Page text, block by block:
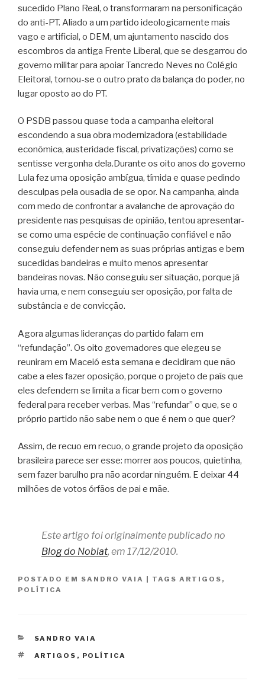
sucedido Plano Real, o transformaram na personificação
do anti-PT. Aliado a um partido ideologicamente mais
vago e artificial, o DEM, um ajuntamento nascido dos
escombros da antiga Frente Liberal, que se desgarrou do
governo militar para apoiar Tancredo Neves no Colégio
Eleitoral, tornou-se o outro prato da balança do poder, no
lugar oposto ao do PT.
O PSDB passou quase toda a campanha eleitoral
escondendo a sua obra modernizadora (estabilidade
econômica, austeridade fiscal, privatizações) como se
sentisse vergonha dela.Durante os oito anos do governo
Lula fez uma oposição ambígua, tímida e quase pedindo
desculpas pela ousadia de se opor. Na campanha, ainda
com medo de confrontar a avalanche de aprovação do
presidente nas pesquisas de opinião, tentou apresentar-
se como uma espécie de continuação confiável e não
conseguiu defender nem as suas próprias antigas e bem
sucedidas bandeiras e muito menos apresentar
bandeiras novas. Não conseguiu ser situação, porque já
havia uma, e nem conseguiu ser oposição, por falta de
substância e de convicção.
Agora algumas lideranças do partido falam em
“refundação”. Os oito governadores que elegeu se
reuniram em Maceió esta semana e decidiram que não
cabe a eles fazer oposição, porque o projeto de país que
eles defendem se limita a ficar bem com o governo
federal para receber verbas. Mas “refundar” o que, se o
próprio partido não sabe nem o que é nem o que quer?
Assim, de recuo em recuo, o grande projeto da oposição
brasileira parece ser esse: morrer aos poucos, quietinha,
sem fazer barulho pra não acordar ninguém. E deixar 44
milhões de votos órfãos de pai e mãe.
Este artigo foi originalmente publicado no
Blog do Noblat, em 17/12/2010.
POSTADO EM SANDRO VAIA | TAGS ARTIGOS ,
POLÍTICA
CATEGORIAS
SANDRO VAIA
TAGS
ARTIGOS , POLÍTICA